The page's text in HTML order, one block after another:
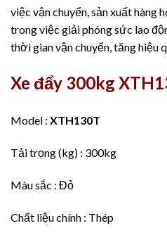
việc vận chuyển, sản xuất hàng
trong việc giải phóng sức lao
thời gian vận chuyển, tăng hiệu
Xe đẩy 300kg
Model : XTH130T
Tải trọng (kg) : 300kg
Màu sắc : Đỏ
Chất liệu chính : Thép